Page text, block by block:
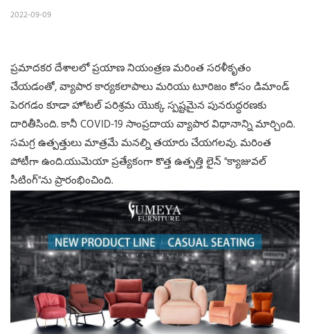
2022-09-09
ప్రమాదకర దేశాలలో ప్రయాణ నియంత్రణ మరింత సరళీకృతం
చేయడంతో, వ్యాపార కార్యకలాపాలు మరియు టూరిజం కోసం డిమాండ్
పెరగడం కూడా హోటల్ పరిశ్రమ యొక్క స్పష్టమైన పునరుద్ధరణకు
దారితీసింది. కానీ COVID-19 సాంప్రదాయ వ్యాపార విధానాన్ని మార్చింది.
సమగ్ర ఉత్పత్తులు మాత్రమే మనల్ని తయారు చేయగలవు. మరింత
పోటీగా ఉంది.యుమెయా ప్రత్యేకంగా కొత్త ఉత్పత్తి లైన్ "క్యాజువల్
సీటింగ్"ను ప్రారంభించింది.